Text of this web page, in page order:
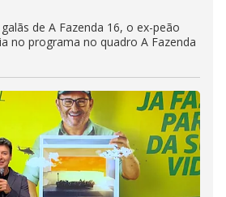
de A Fazenda 16, o ex-peão
no programa no quadro A Fazenda